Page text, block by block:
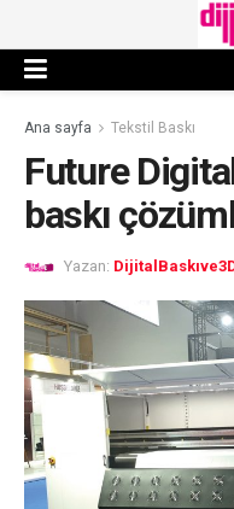
Ana sayfa Tekstil Baskı
Future
baskı
Yazan: